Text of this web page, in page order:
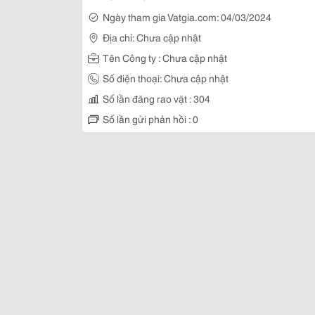
Ngày tham gia Vatgia.com: 04/03/2024
Địa chỉ: Chưa cập nhật
Tên Công ty : Chưa cập nhật
Số điện thoại: Chưa cập nhật
Số lần đăng rao vặt : 304
Số lần gửi phản hồi : 0